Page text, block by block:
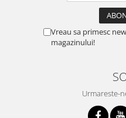
Vreau sa primesc
magazinului!
Urmareste-